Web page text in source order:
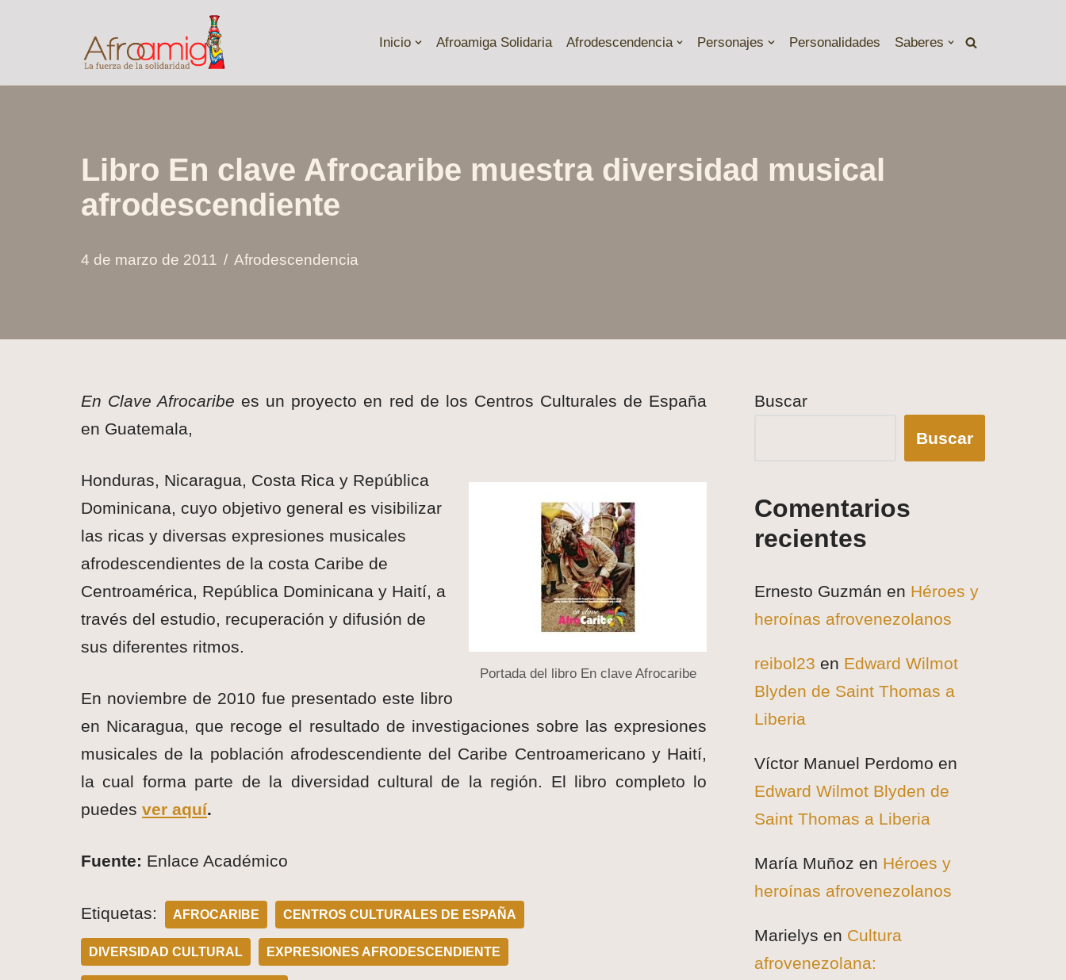
Inicio Afroamiga Solidaria Afrodescendencia Personajes Personalidades Saberes
Libro En clave Afrocaribe muestra diversidad musical
afrodescendiente
4 de marzo de 2011 Afrodescendencia
En Clave Afrocaribe es un proyecto en red de los Centros Culturales de España
en Guatemala,
Portada del libro En clave Afrocaribe
Honduras, Nicaragua, Costa Rica y República
Dominicana, cuyo objetivo general es visibilizar
las ricas y diversas expresiones musicales
afrodescendientes de la costa Caribe de
Centroamérica, República Dominicana y Haití, a
través del estudio, recuperación y difusión de
sus diferentes ritmos.
En noviembre de 2010 fue presentado este libro
en Nicaragua, que recoge el resultado de investigaciones sobre las expresiones
musicales de la población afrodescendiente del Caribe Centroamericano y Haití,
la cual forma parte de la diversidad cultural de la región. El libro completo lo
puedes ver aquí.
Fuente: Enlace Académico
Etiquetas: AFROCARIBE CENTROS CULTURALES DE ESPAÑA
DIVERSIDAD CULTURAL EXPRESIONES AFRODESCENDIENTE
Buscar
Buscar
Comentarios
recientes
Ernesto Guzmán en Héroes y
heroínas afrovenezolanos
reibol23 en Edward Wilmot
Blyden de Saint Thomas a
Liberia
Víctor Manuel Perdomo en
Edward Wilmot Blyden de
Saint Thomas a Liberia
María Muñoz en Héroes y
heroínas afrovenezolanos
Marielys en Cultura
afrovenezolana: